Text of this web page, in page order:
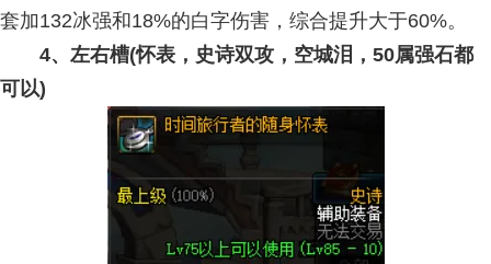
套加132冰强和18%的白字伤害，综合提升大于60%。
4、左右槽(怀表，史诗双攻，空城泪，50属强石都
可以)